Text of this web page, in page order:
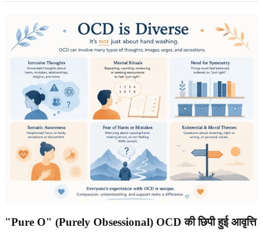
"Pure O" (Purely Obsessional) OCD की छिपी हुई आवृत्ति